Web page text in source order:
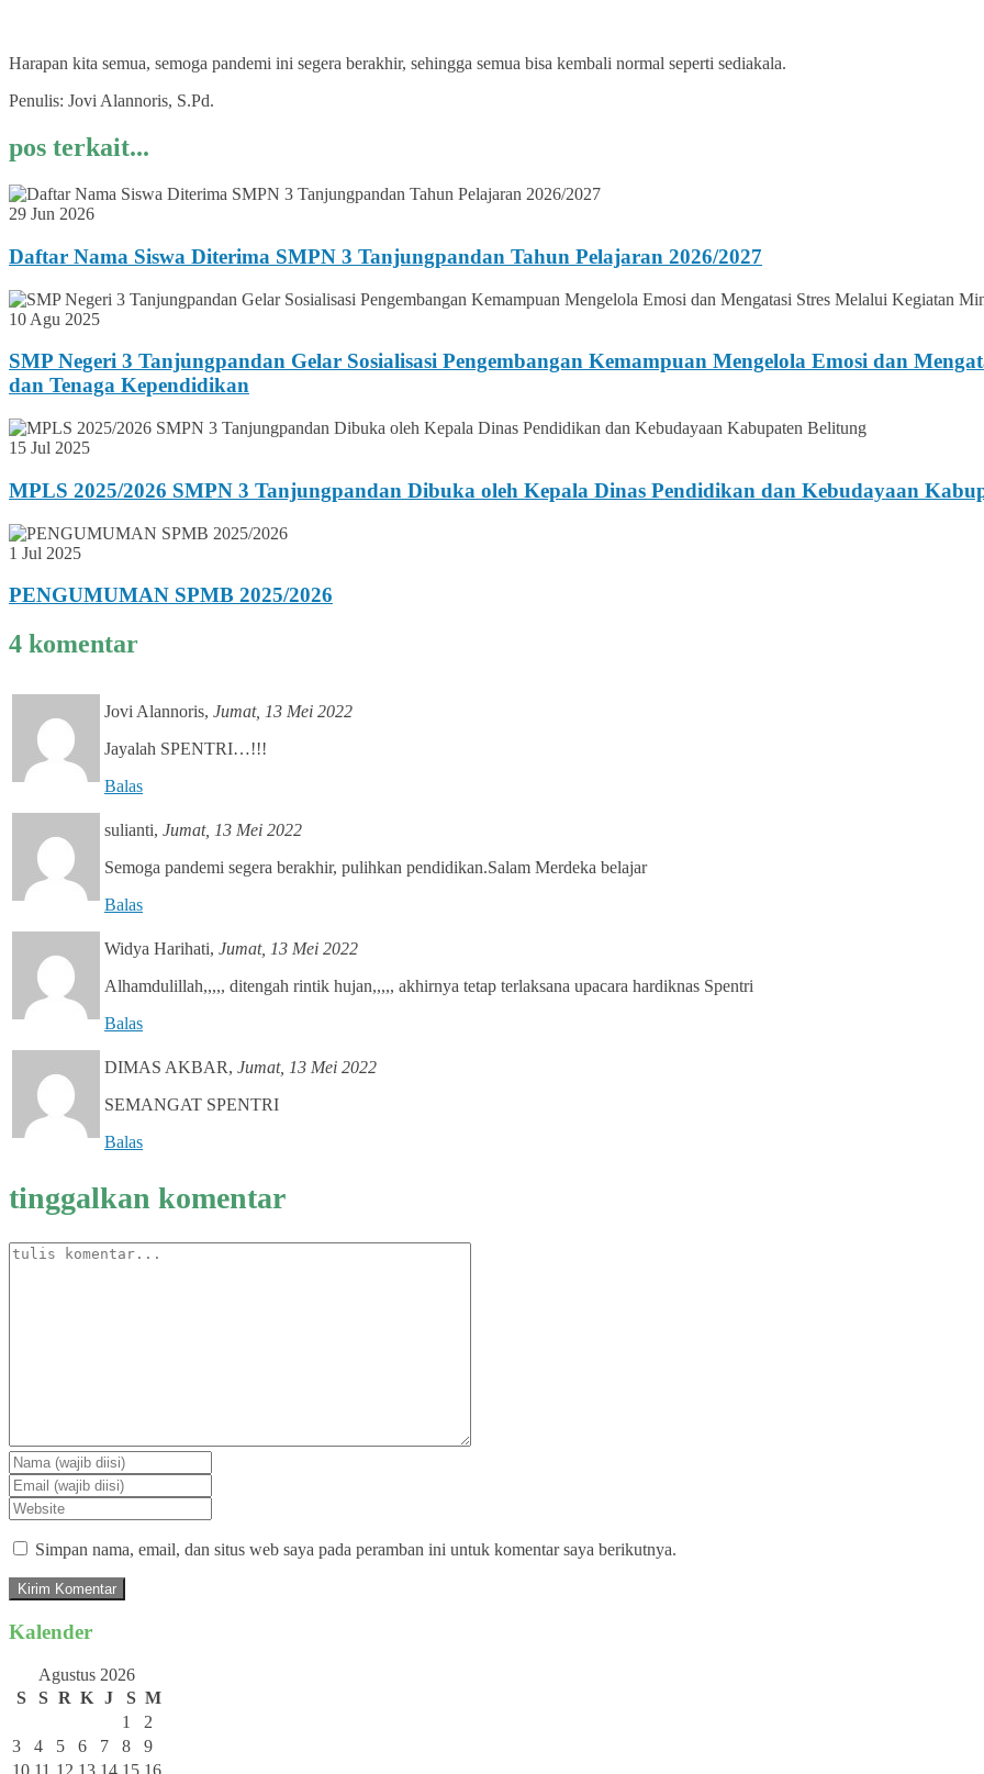
Harapan kita semua, semoga pandemi ini segera berakhir, sehingga semua bisa kembali normal seperti sediakala.
Penulis: Jovi Alannoris, S.Pd.
pos terkait...
29 Jun 2026
Daftar Nama Siswa Diterima SMPN 3 Tanjungpandan Tahun Pelajaran 2026/2027
10 Agu 2025
SMP Negeri 3 Tanjungpandan Gelar Sosialisasi Pengembangan Kemampuan Mengelola Emosi dan
dan Tenaga Kependidikan
15 Jul 2025
MPLS 2025/2026 SMPN 3 Tanjungpandan Dibuka oleh Kepala Dinas Pendidikan dan Kebudayaan
1 Jul 2025
PENGUMUMAN SPMB 2025/2026
4 komentar
Jovi Alannoris, Jumat, 13 Mei 2022
Jayalah SPENTRI…!!!
Balas
sulianti, Jumat, 13 Mei 2022
Semoga pandemi segera berakhir, pulihkan pendidikan.Salam Merdeka belajar
Balas
Widya Harihati, Jumat, 13 Mei 2022
Alhamdulillah,,,,, ditengah rintik hujan,,,,, akhirnya tetap terlaksana upacara hardiknas Spentri
Balas
DIMAS AKBAR, Jumat, 13 Mei 2022
SEMANGAT SPENTRI
Balas
tinggalkan komentar
Simpan nama, email, dan situs web saya pada peramban ini untuk komentar saya berikutnya.
Kalender
Agustus 2026
S
S R K J S M
1
2
3
4 5 6 7 8
9
10 11 12 13 14 15 16